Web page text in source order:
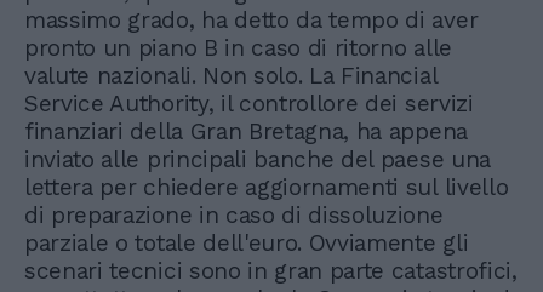
massimo grado, ha detto da tempo di aver
pronto un piano B in caso di ritorno alle
valute nazionali. Non solo. La Financial
Service Authority, il controllore dei servizi
finanziari della Gran Bretagna, ha appena
inviato alle principali banche del paese una
lettera per chiedere aggiornamenti sul livello
di preparazione in caso di dissoluzione
parziale o totale dell'euro. Ovviamente gli
scenari tecnici sono in gran parte catastrofici,